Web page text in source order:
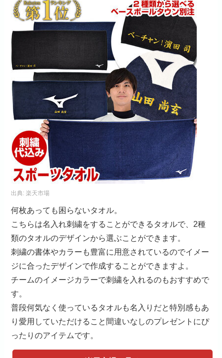
出典:楽天市場
何枚あっても困らないタオル。
こちらは名入れ刺繍をすることができるタオルで、2種
類のタオルのデザインから選ぶことができます。
刺繍の書体やカラーも豊富に用意されているのでイメー
ジに合ったデザインで作成することができますよ。
チームのイメージカラーで刺繍を入れるのもおすすめで
す。
普段何気なく使っているタオルも名入りだと特別感もあ
り愛用していただけること間違いなしのプレゼントにぴ
ったりのアイテムです。